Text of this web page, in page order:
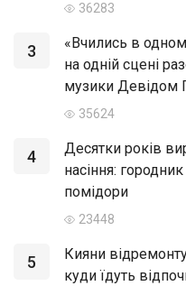
36283
3
«Вчились в
на одній сцені
музики Девідом
35624
4
Десятки років
насіння:
помідори
23448
5
Кияни
куди їдуть